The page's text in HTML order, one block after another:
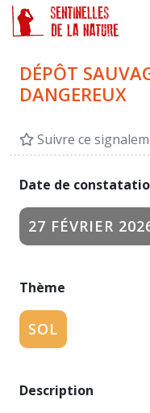
DÉPÔT
DANGEREUX
Suivre ce
Date de
27 FÉVRIER
Thème
SOL
Description
Panneau de gestion des